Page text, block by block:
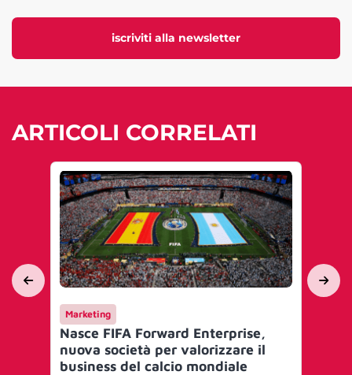
iscriviti alla newsletter
ARTICOLI CORRELATI
Marketing
Nasce FIFA Forward Enterprise,
nuova società per valorizzare il
business del calcio mondiale